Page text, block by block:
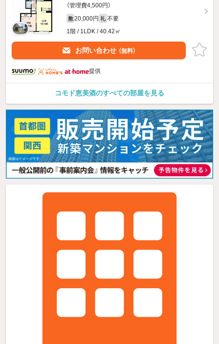
（管理費4,500円）
敷 20,000円 礼 不要
1階 / 1LDK / 40.42㎡
お問い合わせ （無料）
提供
コモド恵美酒のすべての部屋を見る